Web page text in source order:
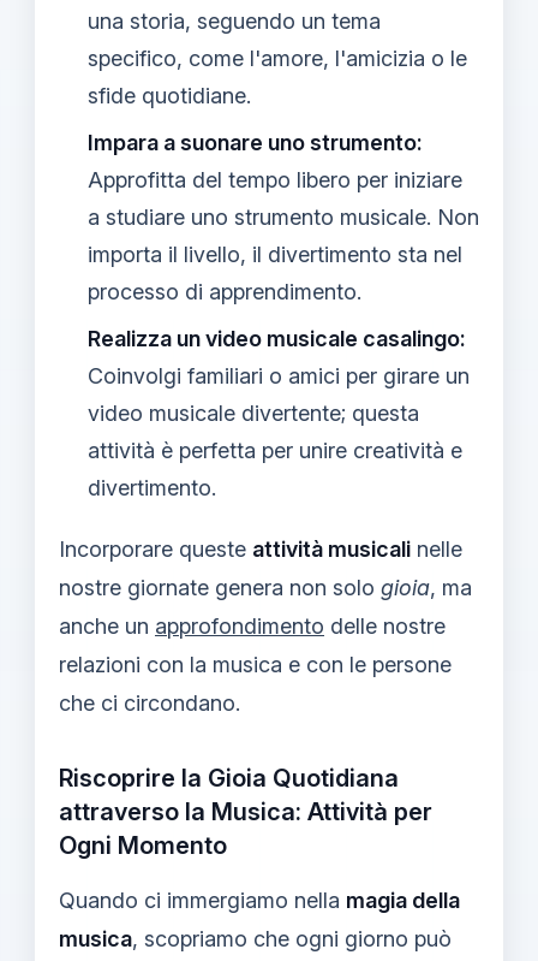
una storia, seguendo un tema
specifico, come l'amore, l'amicizia o le
sfide quotidiane.
Impara a suonare uno strumento:
Approfitta del tempo libero per iniziare
a studiare uno strumento musicale. Non
importa il livello, il divertimento sta nel
processo di apprendimento.
Realizza un video musicale casalingo:
Coinvolgi familiari o amici per girare un
video musicale divertente; questa
attività è perfetta per unire creatività e
divertimento.
Incorporare queste attività musicali nelle
nostre giornate genera non solo gioia, ma
anche un approfondimento delle nostre
relazioni con la musica e con le persone
che ci circondano.
Riscoprire la Gioia Quotidiana
attraverso la Musica: Attività per
Ogni Momento
Quando ci immergiamo nella magia della
musica, scopriamo che ogni giorno può